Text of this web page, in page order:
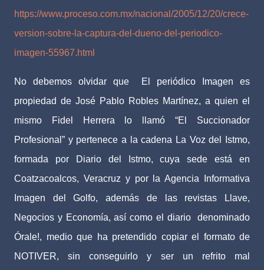
https://www.proceso.com.mx/nacional/2005/12/20/crece-
version-sobre-la-captura-del-dueno-del-periodico-
imagen-55967.html
No debemos olvidar que
El periódico Imagen es
propiedad de José Pablo Robles Martínez, a quien el
mismo Fidel Herrera lo llamó “El Succionador
Profesional” y pertenece a la cadena La Voz del Istmo,
formada por Diario del Istmo, cuya sede está en
Coatzacoalcos, Veracruz y por la Agencia Informativa
Imagen del Golfo, además de las revistas Llave,
Negocios y Economía, así como el diario
denominado
Órale!, medio que ha pretendido copiar el formato de
NOTIVER, sin conseguirlo y ser un refrito mal